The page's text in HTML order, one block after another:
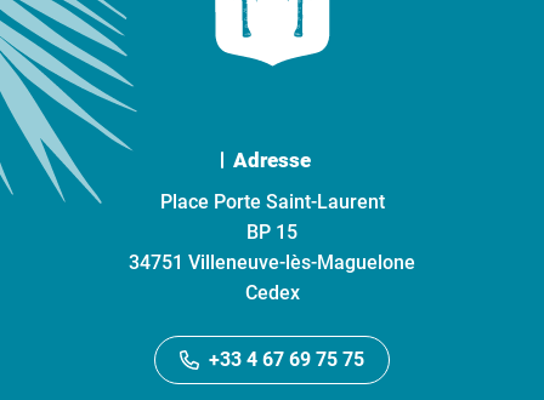
Adresse
Place Porte Saint-Laurent
BP 15
34751 Villeneuve-lès-Maguelone
Cedex
+33 4 67 69 75 75